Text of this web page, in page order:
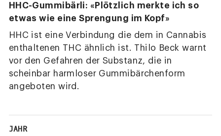
HHC-Gummibärli: «Plötzlich merkte ich so
etwas wie eine Sprengung im Kopf»
HHC ist eine Verbindung die dem in Cannabis
enthaltenen THC ähnlich ist. Thilo Beck warnt
vor den Gefahren der Substanz, die in
scheinbar harmloser Gummibärchenform
angeboten wird.
JAHR